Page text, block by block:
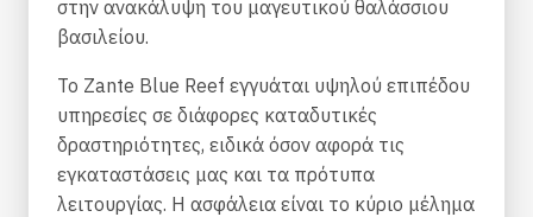
στην ανακάλυψη του μαγευτικού θαλάσσιου
βασιλείου.
Το Zante Blue Reef εγγυάται υψηλού επιπέδου
υπηρεσίες σε διάφορες καταδυτικές
δραστηριότητες, ειδικά όσον αφορά τις
εγκαταστάσεις μας και τα πρότυπα
λειτουργίας. Η ασφάλεια είναι το κύριο μέλημα